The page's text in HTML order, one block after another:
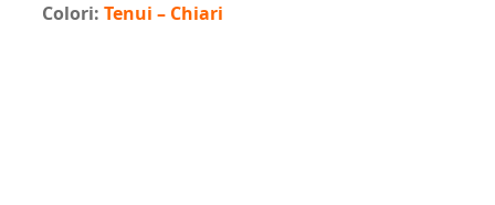
Colori: Tenui – Chiari